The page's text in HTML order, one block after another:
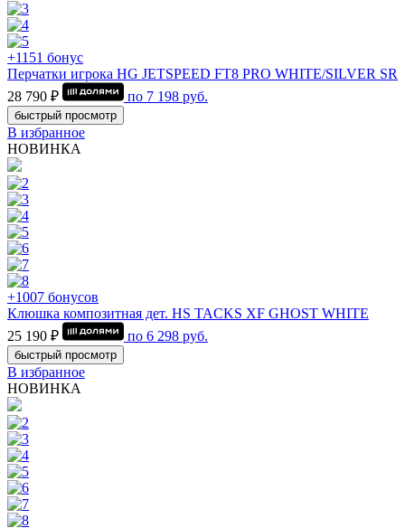
+1151 бонус
Перчатки игрока HG JETSPEED FT8 PRO WHITE/SILVER SR
28 790 ₽
по 7 198 руб.
быстрый просмотр
В избранное
НОВИНКА
+1007 бонусов
Клюшка композитная дет. HS TACKS XF GHOST WHITE
25 190 ₽
по 6 298 руб.
быстрый просмотр
В избранное
НОВИНКА